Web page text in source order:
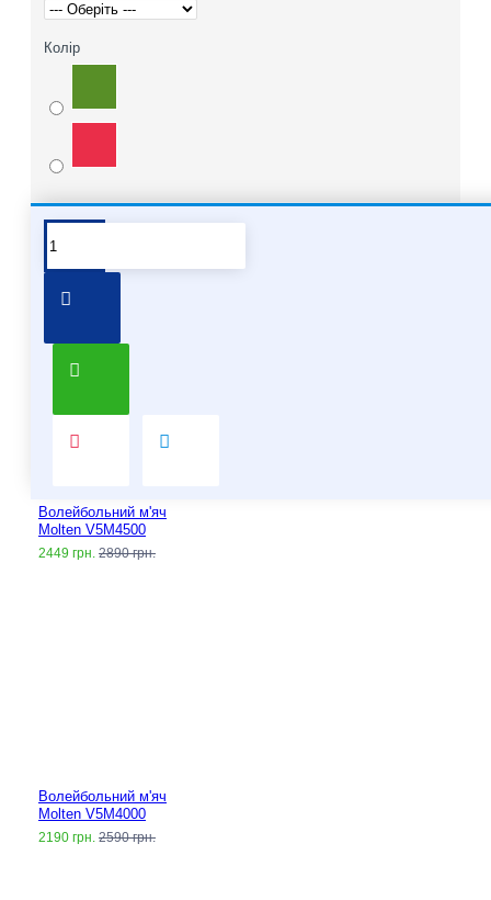
Колір
Волейбольний м'яч
Molten V5M4500
2449 грн. 2890 грн.
Волейбольний м'яч
Molten V5M4000
2190 грн. 2590 грн.